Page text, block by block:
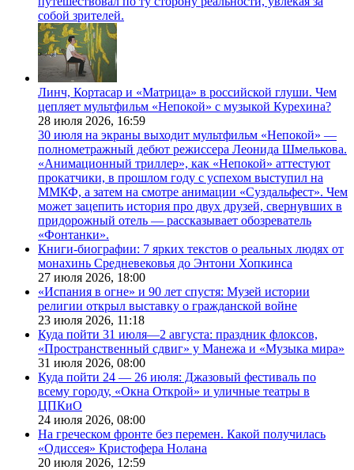
собой зрителей.
Линч, Кортасар и «Матрица» в российской глуши. Чем
цепляет мультфильм «Непокой» с музыкой Курехина?
28 июля 2026, 16:59
30 июля на экраны выходит мультфильм «Непокой» —
полнометражный дебют режиссера Леонида Шмелькова.
«Анимационный триллер», как «Непокой» аттестуют
прокатчики, в прошлом году с успехом выступил на
ММКФ, а затем на смотре анимации «Суздальфест». Чем
может зацепить история про двух друзей, свернувших в
придорожный отель — рассказывает обозреватель
«Фонтанки».
Книги-биографии: 7 ярких текстов о реальных людях от
монахинь Средневековья до Энтони Хопкинса
27 июля 2026, 18:00
«Испания в огне» и 90 лет спустя: Музей истории
религии открыл выставку о гражданской войне
23 июля 2026, 11:18
Куда пойти 31 июля—2 августа: праздник флоксов,
«Пространственный сдвиг» у Манежа и «Музыка мира»
31 июля 2026, 08:00
Куда пойти 24 — 26 июля: Джазовый фестиваль по
всему городу, «Окна Открой» и уличные театры в
ЦПКиО
24 июля 2026, 08:00
На греческом фронте без перемен. Какой получилась
«Одиссея» Кристофера Нолана
20 июля 2026, 12:59